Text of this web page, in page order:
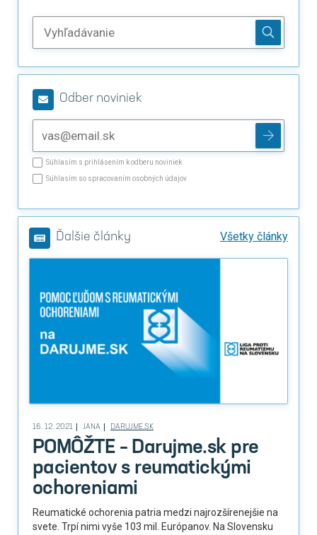
Odber noviniek
Súhlasím s prihlásením k odberu noviniek
Súhlasím so spracovaním osobných údajov
Ďalšie články Všetky články
16. 12. 2021 JANA DARUJME.SK
POMÔŽTE – Darujme.sk pre
pacientov s reumatickými
ochoreniami
Reumatické ochorenia patria medzi najrozšírenejšie na
svete. Trpí nimi vyše 103 mil. Európanov. Na Slovensku